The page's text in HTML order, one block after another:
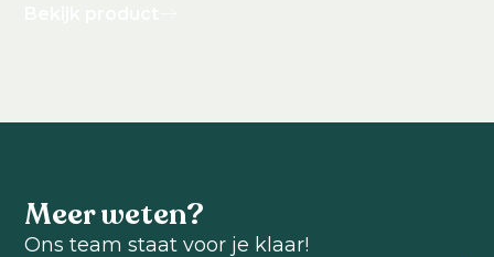
Meer weten?
Ons team staat voor je klaar!